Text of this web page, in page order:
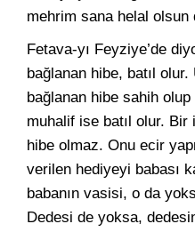
mehrim sana helal olsun
Fetava-yı Feyziye’de
bağlanan hibe, batıl
bağlanan hibe sahih
muhalif ise batıl olur. Bir
hibe olmaz. Onu ecir
verilen hediyeyi babası
babanın vasisi, o da
Dedesi de yoksa,